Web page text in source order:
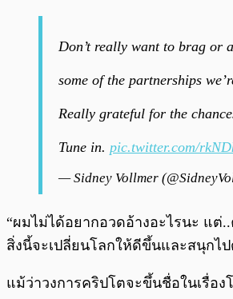
Don’t really want to brag or
some of the partnerships
Really grateful for the
Tune in. pic.twitter.com/
— Sidney Vollmer
“ผมไม่ได้อยากอวดอ้างอะไรนะ แต่
สิ่งนี้จะเปลี่ยนโลกให้ดีขึ้นและสนุกไ
แม้ว่าวงการคริปโตจะขึ้นชื่อในเรื่อ